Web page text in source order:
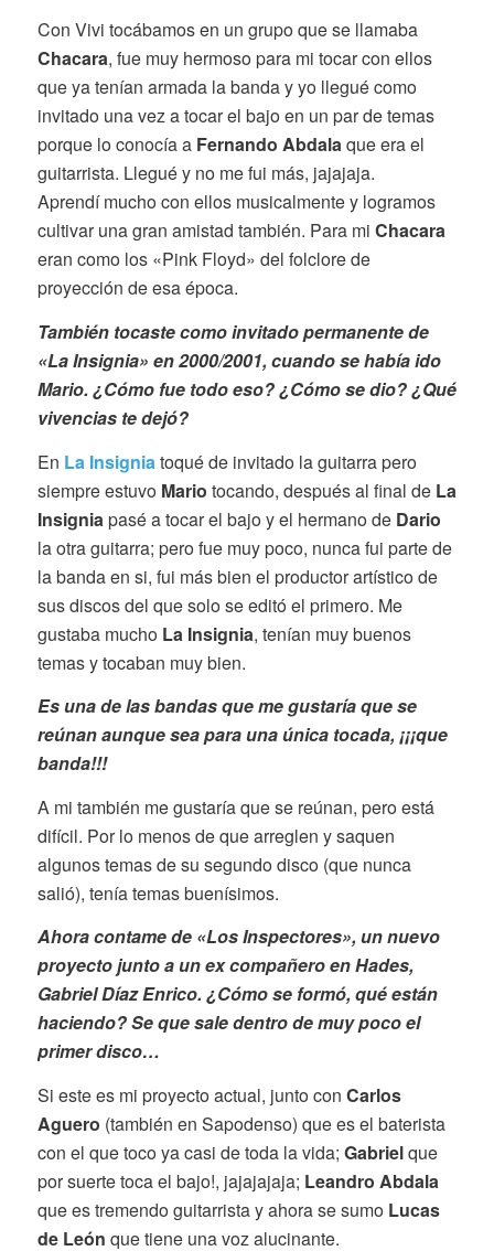
Con Vivi tocábamos en un grupo que se llamaba
Chacara, fue muy hermoso para mi tocar con ellos
que ya tenían armada la banda y yo llegué como
invitado una vez a tocar el bajo en un par de temas
porque lo conocía a Fernando Abdalaque era el
guitarrista. Llegué y no me fui más, jajajaja.
Aprendí mucho con ellos musicalmente y logramos
cultivar una gran amistad también. Para mi Chacara
eran como los «Pink Floyd» del folclore de
proyección de esa época.
También tocaste como invitado permanente de
«La Insignia» en 2000/2001, cuando se había ido
Mario. ¿Cómo fue todo eso? ¿Cómo se dio? ¿Qué
vivencias te dejó?
En La Insigniatoqué de invitado la guitarra pero
siempre estuvo Mario tocando, después al final de La
Insigniapasé a tocar el bajo y el hermano de Dario
la otra guitarra; pero fue muy poco, nunca fui parte de
la banda en si, fui más bien el productor artístico de
sus discos del que solo se editó el primero. Me
gustaba mucho La Insignia, tenían muy buenos
temas y tocaban muy bien.
Es una de las bandas que me gustaría que se
reúnan aunque sea para una única tocada, ¡¡¡que
banda!!!
A mi también me gustaría que se reúnan, pero está
difícil. Por lo menos de que arreglen y saquen
algunos temas de su segundo disco (que nunca
salió), tenía temas buenísimos.
Ahora contame de «Los Inspectores», un nuevo
proyecto junto a un ex compañero en Hades,
Gabriel Díaz Enrico. ¿Cómo se formó, qué están
haciendo? Se que sale dentro de muy poco el
primer disco…
Si este es mi proyecto actual, junto con Carlos
Aguero (también en Sapodenso) que es el baterista
con el que toco ya casi de toda la vida; Gabrielque
por suerte toca el bajo!, jajajajaja; Leandro Abdala
que es tremendo guitarrista y ahora se sumo Lucas
de León que tiene una voz alucinante.